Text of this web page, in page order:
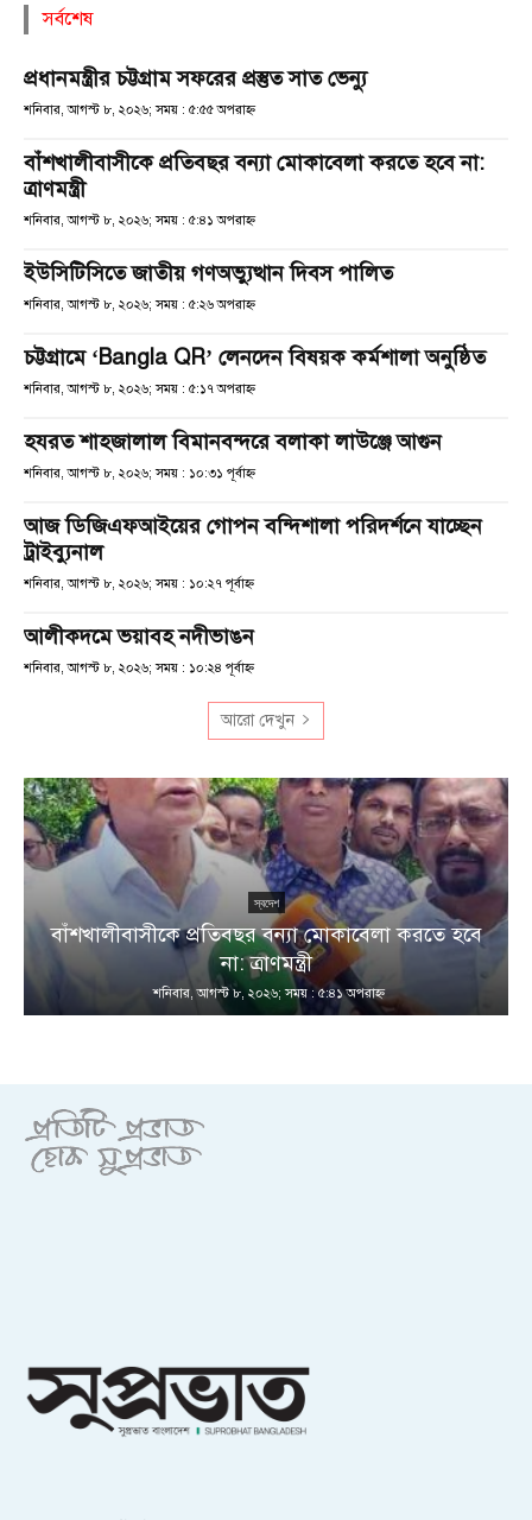
সর্বশেষ
প্রধানমন্ত্রীর চট্টগ্রাম সফরের প্রস্তুত সাত ভেন্যু
শনিবার, আগস্ট ৮, ২০২৬; সময় : ৫:৫৫ অপরাহ্ণ
বাঁশখালীবাসীকে প্রতিবছর বন্যা মোকাবেলা করতে হবে না:
ত্রাণমন্ত্রী
শনিবার, আগস্ট ৮, ২০২৬; সময় : ৫:৪১ অপরাহ্ণ
ইউসিটিসিতে জাতীয় গণঅভ্যুত্থান দিবস পালিত
শনিবার, আগস্ট ৮, ২০২৬; সময় : ৫:২৬ অপরাহ্ণ
চট্টগ্রামে ‘Bangla QR’ লেনদেন বিষয়ক কর্মশালা অনুষ্ঠিত
শনিবার, আগস্ট ৮, ২০২৬; সময় : ৫:১৭ অপরাহ্ণ
হযরত শাহজালাল বিমানবন্দরে বলাকা লাউঞ্জে আগুন
শনিবার, আগস্ট ৮, ২০২৬; সময় : ১০:৩১ পূর্বাহ্ণ
আজ ডিজিএফআইয়ের গোপন বন্দিশালা পরিদর্শনে যাচ্ছেন
ট্রাইব্যুনাল
শনিবার, আগস্ট ৮, ২০২৬; সময় : ১০:২৭ পূর্বাহ্ণ
আলীকদমে ভয়াবহ নদীভাঙন
শনিবার, আগস্ট ৮, ২০২৬; সময় : ১০:২৪ পূর্বাহ্ণ
আরো দেখুন
স্বদেশ
বাঁশখালীবাসীকে প্রতিবছর বন্যা মোকাবেলা করতে হবে
না: ত্রাণমন্ত্রী
শনিবার, আগস্ট ৮, ২০২৬; সময় : ৫:৪১ অপরাহ্ণ